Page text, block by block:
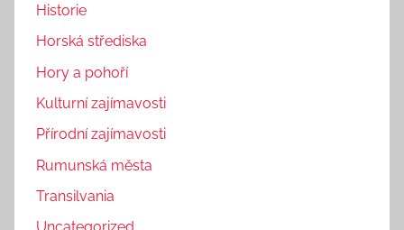
Historie
Horská střediska
Hory a pohoří
Kulturní zajímavosti
Přírodní zajímavosti
Rumunská města
Transilvania